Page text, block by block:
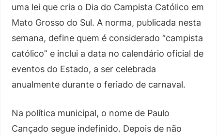
uma lei que cria o Dia do Campista Católico em
Mato Grosso do Sul. A norma, publicada nesta
semana, define quem é considerado “campista
católico” e inclui a data no calendário oficial de
eventos do Estado, a ser celebrada
anualmente durante o feriado de carnaval.
Na política municipal, o nome de Paulo
Cançado segue indefinido. Depois de não